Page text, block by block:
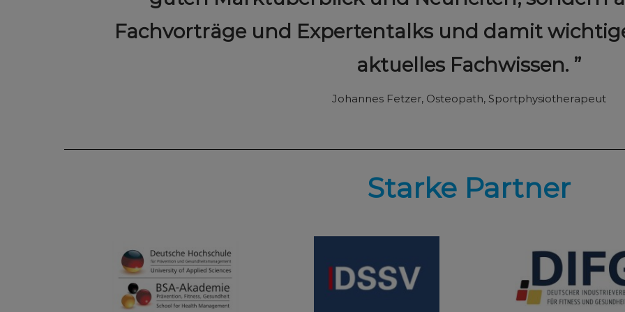
Fachvorträge und Expertentalks und damit
aktuelles Fachwissen.
Johannes Fetzer, Osteopath, Sportphysiotherapeut
Starke Partner